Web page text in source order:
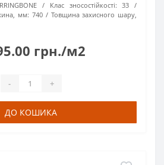
Клас зносостійкості:
33
мм: 740
Товщина захисного шару,
грн./м2
- +
ДО КОШИКА